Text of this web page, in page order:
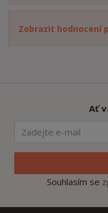
Zobrazit hodnocení
Ať
Souhlasím se